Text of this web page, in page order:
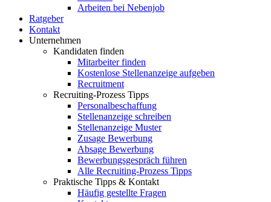
Arbeiten bei Nebenjob
Ratgeber
Kontakt
Unternehmen
Kandidaten finden
Mitarbeiter finden
Kostenlose Stellenanzeige aufgeben
Recruitment
Recruiting-Prozess Tipps
Personalbeschaffung
Stellenanzeige schreiben
Stellenanzeige Muster
Zusage Bewerbung
Absage Bewerbung
Bewerbungsgespräch führen
Alle Recruiting-Prozess Tipps
Praktische Tipps & Kontakt
Häufig gestellte Fragen